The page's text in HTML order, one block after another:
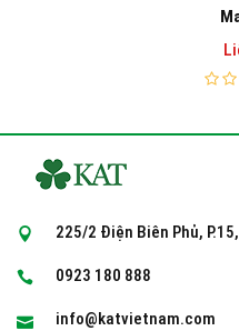
225/2 Điện Biên Phủ,
0923 180 888
info@katvietnam.com